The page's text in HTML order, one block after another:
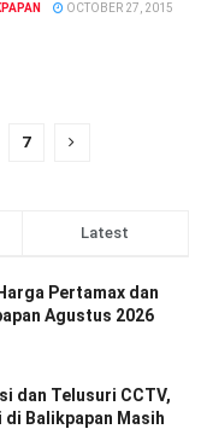
OCTOBER 27, 2015
7
Latest
Pertamax dan
Agustus 2026
dan Telusuri CCTV,
di Balikpapan Masih